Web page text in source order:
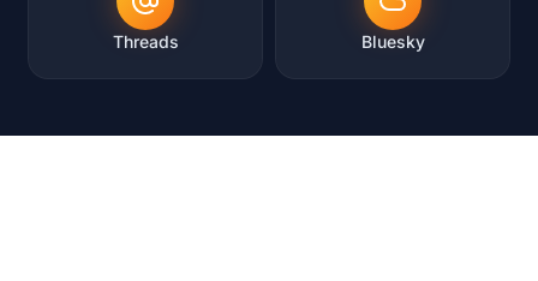
Threads Bluesky